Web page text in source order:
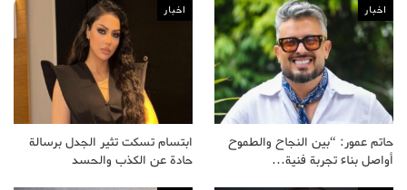
اخبار
حاتم عمور: “بين النجاح والطموح
أواصل بناء تجربة فنية…
اخبار
ابتسام تسكت تثير الجدل برسالة
حادة عن الكذب والحسد